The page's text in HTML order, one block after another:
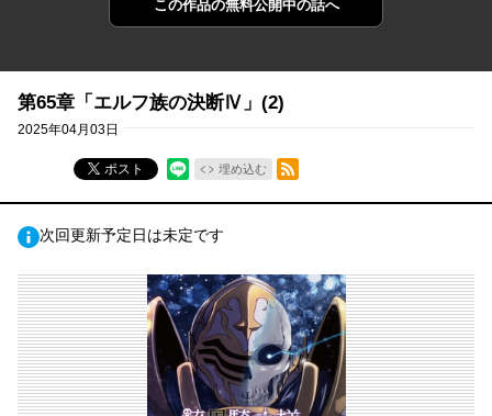
この作品の無料公開中の話へ
第65章「エルフ族の決断Ⅳ」(2)
2025年04月03日
ポスト 埋め込む
RSSフィード
次回更新予定日は未定です